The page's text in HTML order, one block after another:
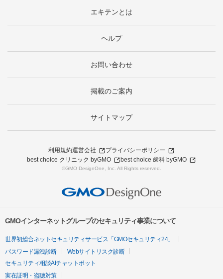
エキテンとは
ヘルプ
お問い合わせ
掲載のご案内
サイトマップ
利用規約運営会社
プライバシーポリシー
best choice クリニック byGMO
best choice 歯科 byGMO
©GMO DesignOne, Inc. All Rights reserved.
GMOインターネットグループのセキュリティ事業について
世界初総合ネットセキュリティサービス「GMOセキュリティ24」
パスワード漏洩診断
Webサイトリスク診断
セキュリティ相談AIチャットボット
実在証明・盗聴対策